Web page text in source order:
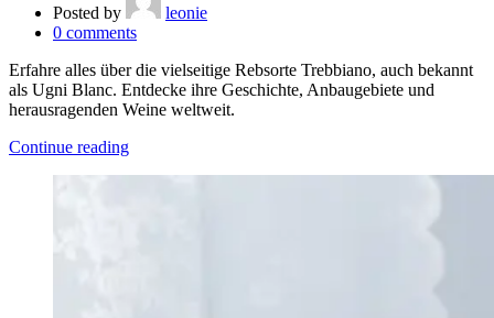
Posted by
leonie
0 comments
Erfahre alles über die vielseitige Rebsorte Trebbiano, auch bekannt
als Ugni Blanc. Entdecke ihre Geschichte, Anbaugebiete und
herausragenden Weine weltweit.
Continue reading